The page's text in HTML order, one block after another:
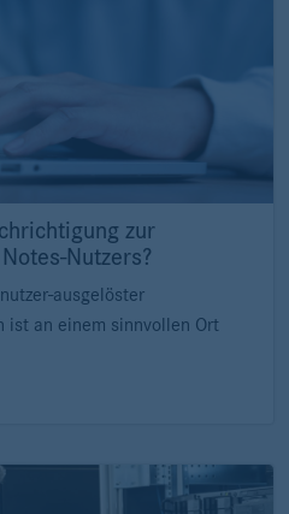
zur
Nutzers?
ausgelöster
ist an einem sinnvollen Ort